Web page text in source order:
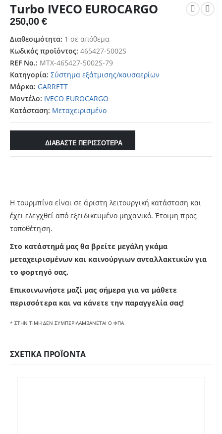
Turbo IVECO EUROCARGO
250,00€
Διαθεσιμότητα: 1 σε απόθεμα
Κωδικός προϊόντος: 465427-5002S
REF No.: MTX-465427-5002S-79
Κατηγορία: Σύστημα εξάτμισης/καυσαερίων
Μάρκα: GARRETT
Μοντέλο: IVECO EUROCARGO
Κατάσταση: Μεταχειρισμένο
ΔΙΑΒΑΣΤΕ ΠΕΡΙΣΣΟΤΕΡΑ
Η τουρμπίνα είναι σε άριστη λειτουργική κατάσταση και
έχει ελεγχθεί από εξειδικευμένο μηχανικό. Έτοιμη προς
τοποθέτηση.
Στο κατάστημά μας θα βρείτε μεγάλη γκάμα
μεταχειρισμένων και καινούργιων ανταλλακτικών για
το φορτηγό σας.
Επικοινωνήστε μαζί μας σήμερα για να μάθετε
περισσότερα και να κάνετε την παραγγελία σας!
* ΣΤΗΝ ΤΙΜΗ ΔΕΝ ΣΥΜΠΕΡΙΛΑΜΒΑΝΕΤΑΙ Ο ΦΠΑ
ΣΧΕΤΙΚΆ ΠΡΟΪΌΝΤΑ